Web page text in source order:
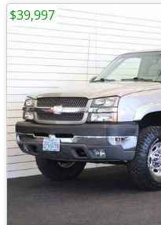
$39,997